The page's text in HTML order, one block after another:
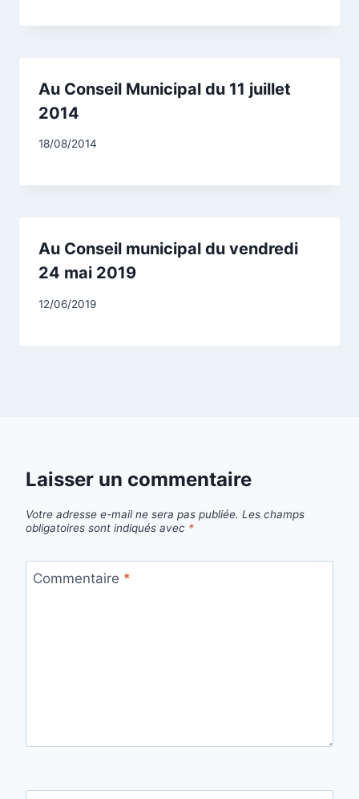
Au Conseil Municipal du 11 juillet
2014
Par
18/08/2014
Au Conseil municipal du vendredi
24 mai 2019
Par
12/06/2019
Laisser un commentaire
Votre adresse e-mail ne sera pas publiée. Les champs
obligatoires sont indiqués avec *
Commentaire *